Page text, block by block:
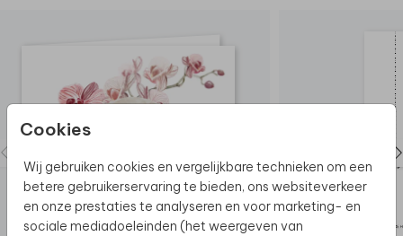
Cookies
Wij gebruiken cookies en vergelijkbare technieken om een
betere gebruikerservaring te bieden, ons websiteverkeer
en onze prestaties te analyseren en voor marketing- en
sociale mediadoeleinden (het weergeven van